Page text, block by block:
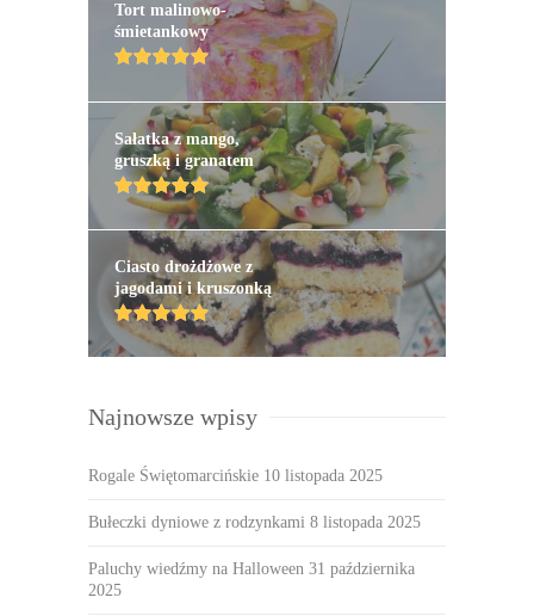
Tort malinowo-
śmietankowy
Sałatka z mango,
gruszką i granatem
Ciasto drożdżowe z
jagodami i kruszonką
Najnowsze wpisy
Rogale Świętomarcińskie 10 listopada 2025
Bułeczki dyniowe z rodzynkami 8 listopada 2025
Paluchy wiedźmy na Halloween 31 października
2025